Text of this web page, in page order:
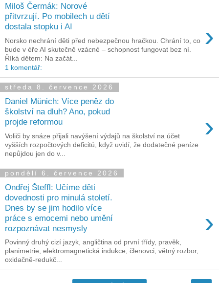
Miloš Čermák: Norové
přitvrzují. Po mobilech u dětí
dostala stopku i AI
›
Norsko nechrání děti před nebezpečnou hračkou. Chrání to, co
bude v éře AI skutečně vzácné – schopnost fungovat bez ní.
Říká dětem: Na začát...
1 komentář:
středa 8. července 2026
Daniel Münich: Více peněz do
školství na dluh? Ano, pokud
projde reformou
›
Voliči by snáze přijali navýšení výdajů na školství na účet
vyšších rozpočtových deficitů, když uvidí, že dodatečné peníze
nepůjdou jen do v...
pondělí 6. července 2026
Ondřej Šteffl: Učíme děti
dovednosti pro minulá století.
Dnes by se jim hodilo více
práce s emocemi nebo umění
rozpoznávat nesmysly
›
Povinný druhý cizí jazyk, angličtina od první třídy, pravěk,
planimetrie, elektromagnetická indukce, členovci, větný rozbor,
oxidačně-redukč...